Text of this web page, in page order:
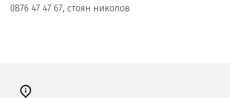
0876 47 47 67, стоян николов